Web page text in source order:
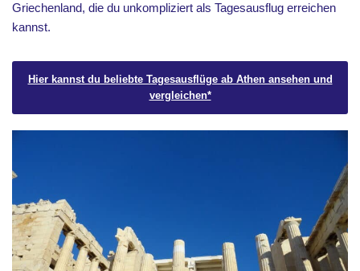
Griechenland, die du unkompliziert als Tagesausflug erreichen
kannst.
Hier kannst du beliebte Tagesausflüge ab Athen ansehen und
vergleichen*